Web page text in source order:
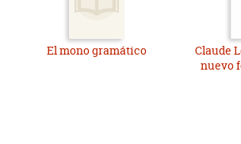
El mono gramático
Claude
nuevo